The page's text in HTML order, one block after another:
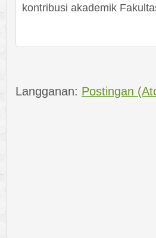
kontribusi akademik
Langganan: Postingan